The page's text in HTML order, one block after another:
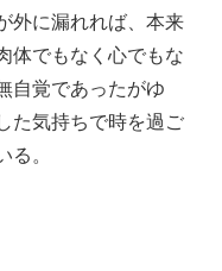
外に漏れれば、本来
体でもなく心でもな
自覚であったがゆ
た気持ちで時を過ご
る。